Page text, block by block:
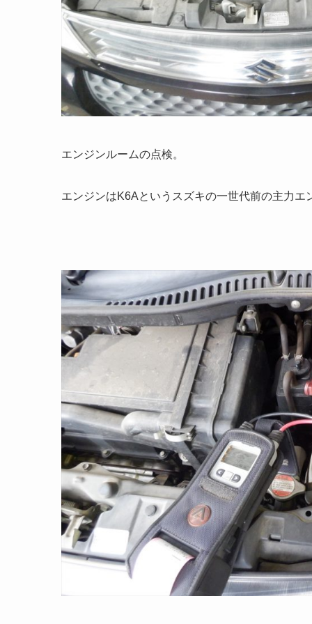
エンジンルームの点検。
エンジンはK6Aというスズキの一世代前の主力エ